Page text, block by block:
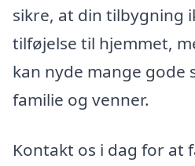
sikre, at din tilbygning
tilføjelse til hjemmet,
kan nyde mange gode
familie og venner.
Kontakt os i dag for at